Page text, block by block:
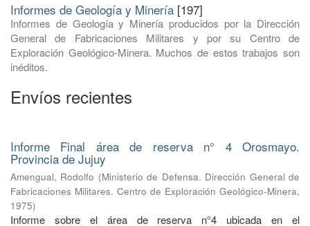
Informes de Geología y Minería [197]
Informes de Geología y Minería producidos por la Dirección
General de Fabricaciones Militares y por su Centro de
Exploración Geológico-Minera. Muchos de estos trabajos son
inéditos.
Envíos recientes
Informe Final área de reserva n° 4 Orosmayo.
Provincia de Jujuy
Amengual, Rodolfo (Ministerio de Defensa. Dirección General de
Fabricaciones Militares. Centro de Exploración Geológico-Minera,
1975)
Informe sobre el área de reserva n°4 ubicada en el